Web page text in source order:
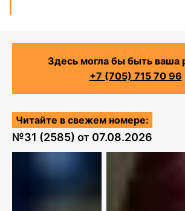
Здесь могла бы быть ваша
+7 (705) 715 70 96
Читайте в свежем номере:
№31 (2585) от 07.08.2026